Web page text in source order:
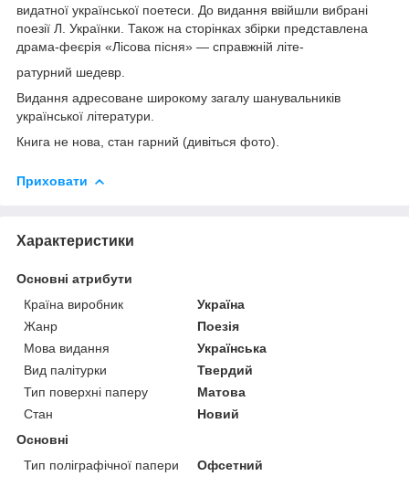
видатної української поетеси. До видання ввійшли вибрані
поезії Л. Українки. Також на сторінках збірки представлена
драма-феєрія «Лісова пісня» — справжній літе-
ратурний шедевр.
Видання адресоване широкому загалу шанувальників
української літератури.
Книга не нова, стан гарний (дивіться фото).
Приховати
Характеристики
Основні атрибути
Країна виробник
Україна
Жанр
Поезія
Мова видання
Українська
Вид палітурки
Твердий
Тип поверхні паперу
Матова
Стан
Новий
Основні
Тип поліграфічної папери
Офсетний